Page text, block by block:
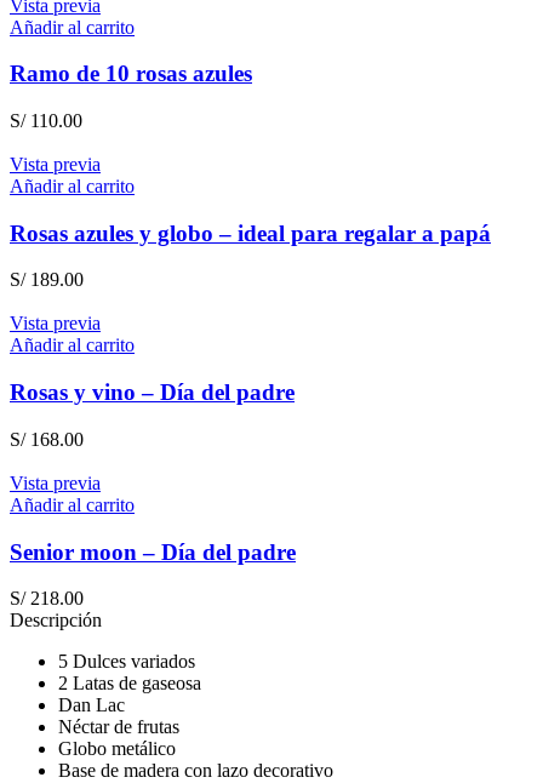
Vista previa
Añadir al carrito
Ramo de 10 rosas azules
S/110.00
Vista previa
Añadir al carrito
Rosas azules y globo – ideal para regalar a papá
S/189.00
Vista previa
Añadir al carrito
Rosas y vino – Día del padre
S/168.00
Vista previa
Añadir al carrito
Senior moon – Día del padre
S/218.00
Descripción
5 Dulces variados
2 Latas de gaseosa
Dan Lac
Néctar de frutas
Globo metálico
Base de madera con lazo decorativo